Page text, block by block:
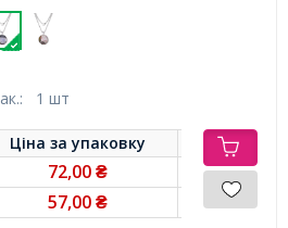
1 шт
Ціна заупаковку
72,00₴
57,00₴